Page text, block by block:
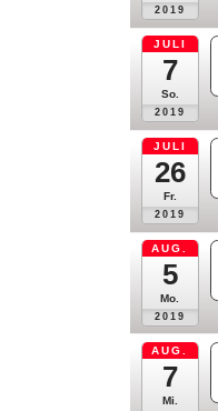
2019
JULI
7
So.
2019
JULI
26
Fr.
2019
AUG.
5
Mo.
2019
AUG.
7
Mi.